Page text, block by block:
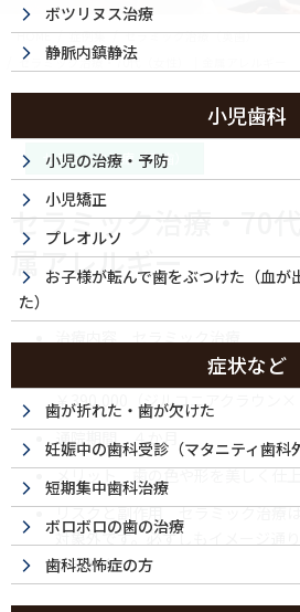
HOME 症例集
セラミック治療（奥歯）
セラミック治療・70代（女性）｜金属アレルギー
セラミック治療（奥歯）
セラミック治療・70
属アレルギー
施術費用 ¥490,000（セラミック
￥390,000（ジルコニアクラウン×
通院期間 ４か月
メリット 歯の色や形を美しく仕
リスクと副作用 セラミック治療
対象外です。必ずしもイメージ通
りません。
ボツリヌス治療
静脈内鎮静法
小児歯科
小児の治療・予防
小児矯正
プレオルソ
お子様が転んで歯をぶつけた（血が
た）
症状など
歯が折れた・歯が欠けた
妊娠中の歯科受診（マタニティ歯科
短期集中歯科治療
ボロボロの歯の治療
歯科恐怖症の方